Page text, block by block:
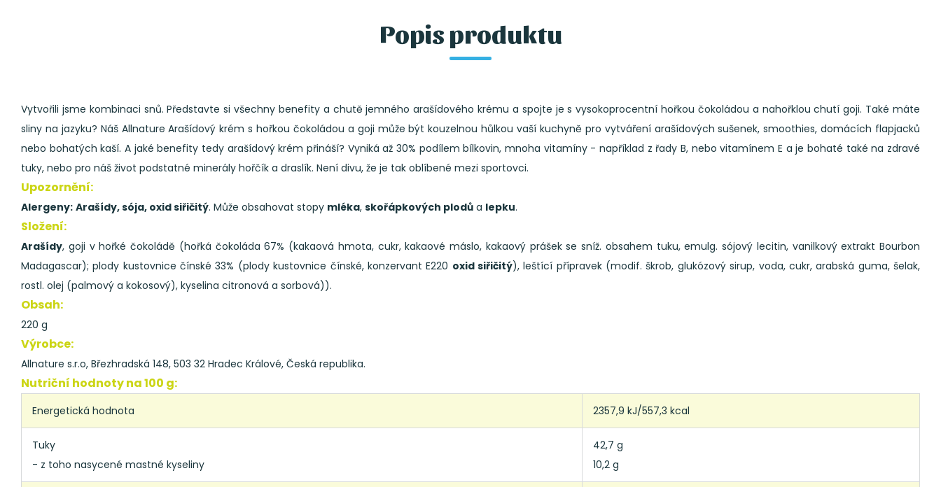
Popis produktu
Vytvořili jsme kombinaci snů. Představte si všechny benefity a chutě jemného arašídového krému a spojte je s vysokoprocentní hořkou čokoládou a nahořklou chutí goji. Také máte
sliny na jazyku? Náš Allnature Arašídový krém s hořkou čokoládou a goji může být kouzelnou hůlkou vaší kuchyně pro vytváření arašídových sušenek, smoothies, domácích flapjacků
nebo bohatých kaší. A jaké benefity tedy arašídový krém přináší? Vyniká až 30% podílem bílkovin, mnoha vitamíny - například z řady B, nebo vitamínem E a je bohaté také na zdravé
tuky, nebo pro náš život podstatné minerály hořčík a draslík. Není divu, že je tak oblíbené mezi sportovci.
Upozornění:
Alergeny: Arašídy, sója, oxid siřičitý. Může obsahovat stopy mléka, skořápkových plodů a lepku.
Složení:
Arašídy, goji v hořké čokoládě (hořká čokoláda 67% (kakaová hmota, cukr, kakaové máslo, kakaový prášek se sníž. obsahem tuku, emulg. sójový lecitin, vanilkový extrakt Bourbon
Madagascar); plody kustovnice čínské 33% (plody kustovnice čínské, konzervant E220 oxid siřičitý), leštící přípravek (modif. škrob, glukózový sirup, voda, cukr, arabská guma, šelak,
rostl. olej (palmový a kokosový), kyselina citronová a sorbová)).
Obsah:
220 g
Výrobce:
Allnature s.r.o, Březhradská 148, 503 32 Hradec Králové, Česká republika.
Nutriční hodnoty na 100 g:
Energetická hodnota 2357,9 kJ/557,3 kcal
Tuky
- z toho nasycené mastné kyseliny
42,7 g
10,2 g